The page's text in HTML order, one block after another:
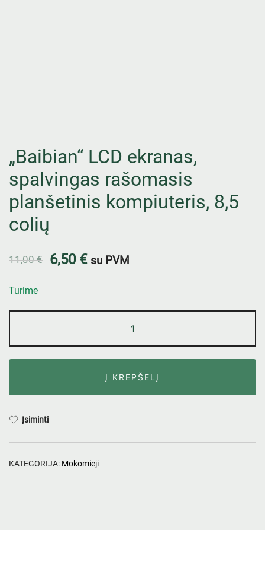
„Baibian“ LCD ekranas,
spalvingas rašomasis
planšetinis kompiuteris, 8,5
colių
11,00€ 6,50 € su PVM
Turime
Į KREPŠELĮ
Įsiminti
KATEGORIJA: Mokomieji